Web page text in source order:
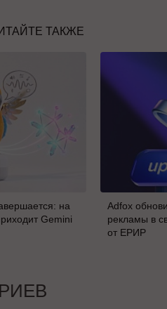
ТАКЖЕ
на
Gemini
Adfox
рекламы в
от ЕРИР